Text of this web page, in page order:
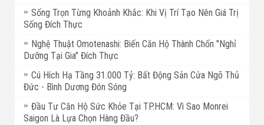
Sống Trọn Từng Khoảnh Khắc: Khi Vị Trí Tạo Nên Giá Trị
Sống Đích Thực
Nghệ Thuật Omotenashi: Biến Căn Hộ Thành Chốn "Nghỉ
Dưỡng Tại Gia" Đích Thực
Cú Hích Hạ Tầng 31.000 Tỷ: Bất Động Sản Cửa Ngõ Thủ
Đức - Bình Dương Đón Sóng
Đầu Tư Căn Hộ Sức Khỏe Tại TP.HCM: Vì Sao Monrei
Saigon Là Lựa Chọn Hàng Đầu?